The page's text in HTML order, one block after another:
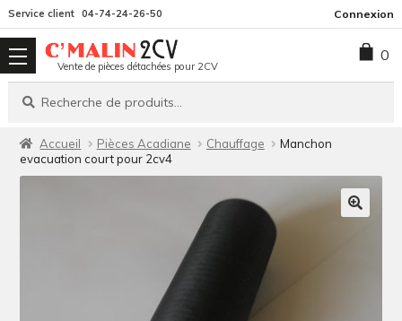
la
navigation
contenu
Service client 04-74-24-26-50 Connexion
Vente de pièces détachées pour 2CV
Recherche
Recherche
0
Accueil Pièces Acadiane Chauffage
Manchon
evacuation court pour 2cv4